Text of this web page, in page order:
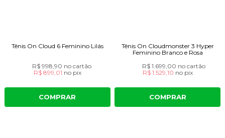
Tênis On Cloud 6 Feminino Lilás
R$ 998,90 no cartão
R$ 899,01 no pix
COMPRAR
Tênis On Cloudmonster 3 Hyper
Feminino Branco e Rosa
R$ 1.699,00 no cartão
R$ 1.529,10 no pix
COMPRAR